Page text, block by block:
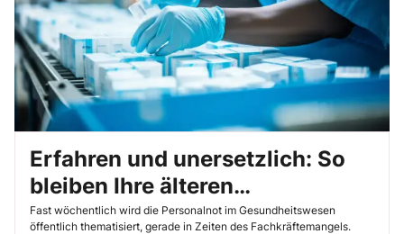
Erfahren und unersetzlich: So
bleiben Ihre älteren
Mitarbeitenden fit und gesund
Fast wöchentlich wird die Personalnot im Gesundheitswesen
öffentlich thematisiert, gerade in Zeiten des Fachkräftemangels.